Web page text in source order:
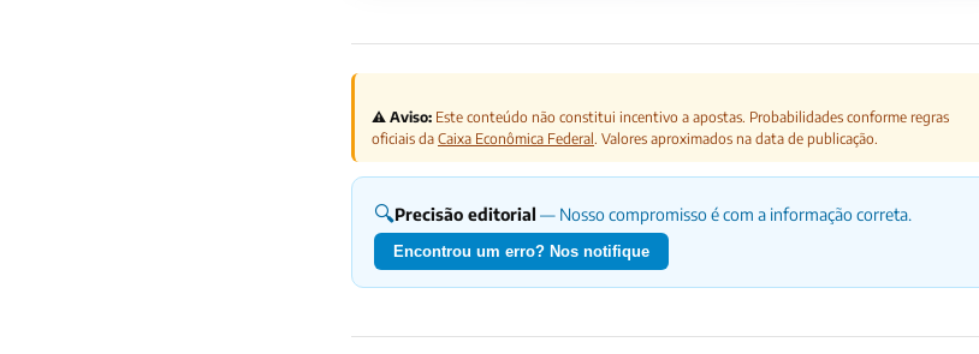
⚠️ Aviso: Este conteúdo não constitui incentivo a apostas. Probabilidades conforme regras
oficiais da Caixa Econômica Federal. Valores aproximados na data de publicação.
🔍Precisão editorial — Nosso compromisso é com a informação correta.
Encontrou um erro? Nos notifique